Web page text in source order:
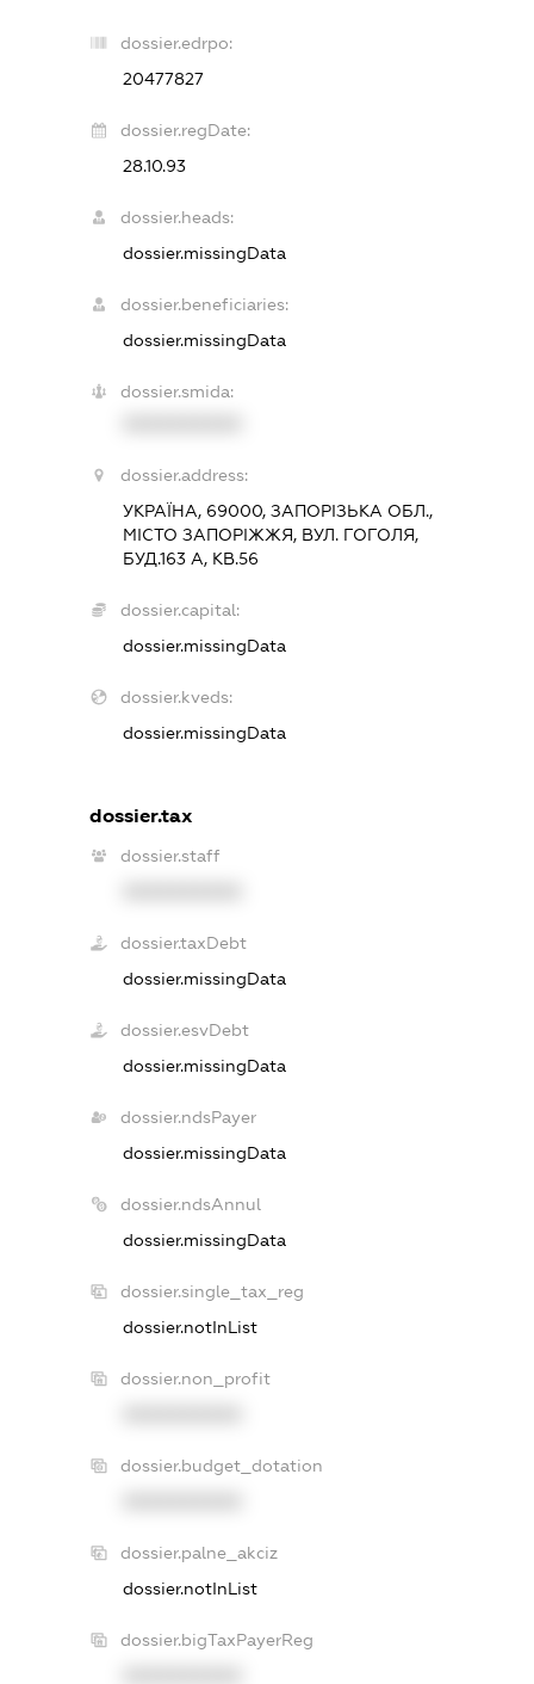
dossier.edrpo:
20477827
dossier.regDate:
28.10.93
dossier.heads:
dossier.missingData
dossier.beneficiaries:
dossier.missingData
dossier.smida:
dossier.address:
УКРАЇНА, 69000, ЗАПОРІЗЬКА ОБЛ.,
МІСТО ЗАПОРІЖЖЯ, ВУЛ. ГОГОЛЯ,
БУД.163 А, КВ.56
dossier.capital:
dossier.missingData
dossier.kveds:
dossier.missingData
dossier.tax
dossier.staff
dossier.taxDebt
dossier.missingData
dossier.esvDebt
dossier.missingData
dossier.ndsPayer
dossier.missingData
dossier.ndsAnnul
dossier.missingData
dossier.single_tax_reg
dossier.notInList
dossier.non_profit
dossier.budget_dotation
dossier.palne_akciz
dossier.notInList
dossier.bigTaxPayerReg